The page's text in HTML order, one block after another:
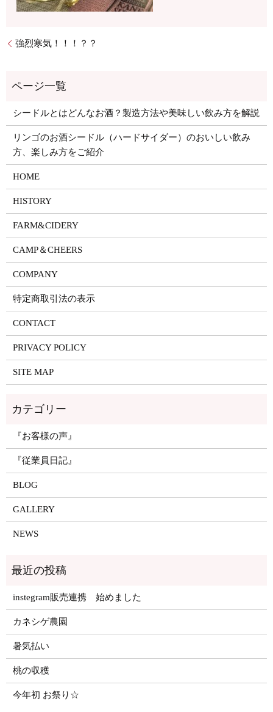
強烈寒気！！！？？
シードルとはどんなお酒？製造方法や美味しい飲み方を解説
リンゴのお酒シードル（ハードサイダー）のおいしい飲み
方、楽しみ方をご紹介
HOME
HISTORY
FARM&CIDERY
CAMP＆CHEERS
COMPANY
特定商取引法の表示
CONTACT
PRIVACY POLICY
SITE MAP
『お客様の声』
『従業員日記』
BLOG
GALLERY
NEWS
instegram販売連携 始めました
カネシゲ農園
暑気払い
桃の収穫
今年初 お祭り☆